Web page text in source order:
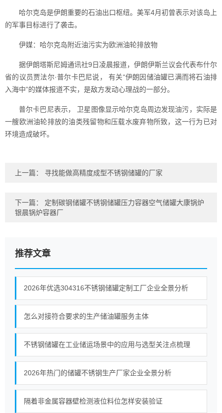
哈尔克岛是伊朗重要的石油出口枢纽。美军4月初曾表示对该岛上
的军事目标进行了袭击。
伊媒：哈尔克岛附近油污实为欧洲油轮排放物
据伊朗塔斯尼姆通讯社9日凌晨报道，伊朗伊斯兰议会代表布什尔
省的议员贾法尔·普尔卡巴尼说， 有关“伊朗因储油罐已满而将石油排
入海中”的媒体报道不实，是敌方发动心理战的一部分。
普尔卡巴尼表示， 卫星图像显示哈尔克岛周边发现油污，实际是
一艘欧洲油轮排放的油类残留物和压载水废弃物所致，这一行为已对
环境造成破坏。
上一篇： 寻找能做高精度成型不锈钢储罐的厂家
下一篇： 定制碳钢储罐不锈钢储罐压力容器空气储罐大康锅炉
银晨锅炉容器厂
推荐文章
2026年优选304316不锈钢储罐定制工厂企业全景分析
怎么对接符合要求的生产储油罐服务主体
不锈钢储罐在工业储运场景中的应用与选型关注点梳理
2026年热门的储罐不锈钢生产厂家企业全景分析
隔着非金属容器壁检测液位料位怎样安装验证